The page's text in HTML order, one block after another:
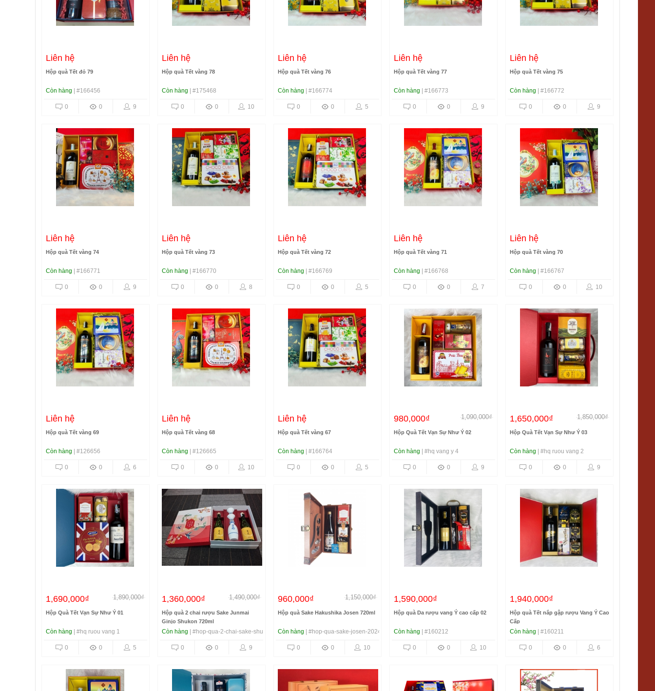
Liên hệ
Hộp quà Tết đỏ 79
Còn hàng | #166456
9
0
0
Liên hệ
Hộp quà Tết vàng 78
Còn hàng | #175468
10
0
0
Liên hệ
Hộp quà Tết vàng 76
Còn hàng | #166774
5
0
0
Liên hệ
Hộp quà Tết vàng 77
Còn hàng | #166773
9
0
0
Liên hệ
Hộp quà Tết vàng 75
Còn hàng | #166772
9
0
0
Liên hệ
Hộp quà Tết vàng 74
Còn hàng | #166771
9
0
0
Liên hệ
Hộp quà Tết vàng 73
Còn hàng | #166770
8
0
0
Liên hệ
Hộp quà Tết vàng 72
Còn hàng | #166769
5
0
0
Liên hệ
Hộp quà Tết vàng 71
Còn hàng | #166768
7
0
0
Liên hệ
Hộp quà Tết vàng 70
Còn hàng | #166767
10
0
0
Liên hệ
Hộp quà Tết vàng 69
Còn hàng | #126656
6
0
0
Liên hệ
Hộp quà Tết vàng 68
Còn hàng | #126665
10
0
0
Liên hệ
Hộp quà Tết vàng 67
Còn hàng | #166764
5
0
0
980,000₫ 1,090,000₫
Hộp Quà Tết Vạn Sự Như Ý 02
Còn hàng | #hq vang y 4
9
0
0
1,650,000₫ 1,850,000₫
Hộp Quà Tết Vạn Sự Như Ý 03
Còn hàng | #hq ruou vang 2
9
0
0
1,690,000₫ 1,890,000₫
Hộp Quà Tết Vạn Sự Như Ý 01
Còn hàng | #hq ruou vang 1
5
0
0
1,360,000₫ 1,490,000₫
Hộp quà 2 chai rượu Sake Junmai
Ginjo Shukon 720ml
Còn hàng | #hop-qua-2-chai-sake-shukon
9
0
0
960,000₫ 1,150,000₫
Hộp quà Sake Hakushika Josen 720ml
Còn hàng | #hop-qua-sake-josen-2024
10
0
0
1,590,000₫
Hộp quà Da rượu vang Ý cao cấp 02
Còn hàng | #160212
10
0
0
1,940,000₫
Hộp quà Tết nắp gập rượu Vang Ý Cao
Cấp
Còn hàng | #160211
6
0
0